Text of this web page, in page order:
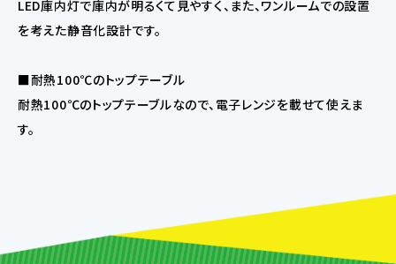
LED庫内灯で庫内が明るくて見やすく、また、ワンルームでの設置
を考えた静音化設計です。
■耐熱100℃のトップテーブル
耐熱100℃のトップテーブルなので、電子レンジを載せて使えま
す。